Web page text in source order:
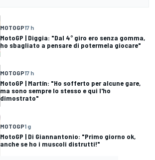
MOTOGP17 h
MotoGP | Diggia: "Dal 4° giro ero senza gomma,
ho sbagliato a pensare di potermela giocare"
MOTOGP17 h
MotoGP | Martín: "Ho sofferto per alcune gare,
ma sono sempre lo stesso e qui l'ho
dimostrato"
MOTOGP1 g
MotoGP | Di Giannantonio: "Primo giorno ok,
anche se ho i muscoli distrutti!"